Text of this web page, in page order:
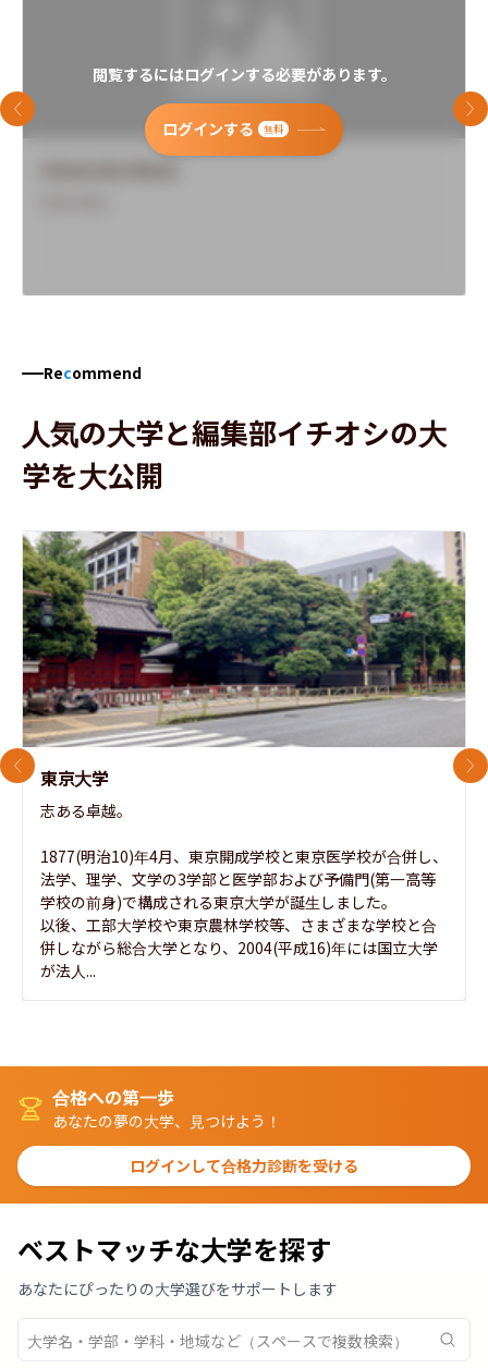
閲覧するにはログインする必要があります。
ログインする 無料
前のスライド 次
Recommend
人気の大学と編集部イチオシの大
学を大公開
東京大学
志ある卓越。
1877(明治10)年4月、東京開成学校と東京医学校が合併し、
法学、理学、文学の3学部と医学部および予備門(第一高等
学校の前身)で構成される東京大学が誕生しました。
以後、工部大学校や東京農林学校等、さまざまな学校と合
併しながら総合大学となり、2004(平成16)年には国立大学
が法人...
前のスライド 次
合格への第一歩
あなたの夢の大学、見つけよう！
ログインして合格力診断を受ける
ベストマッチな大学を探す
あなたにぴったりの大学選びをサポートします